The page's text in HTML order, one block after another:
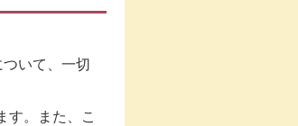
いて、一切
す。また、こ